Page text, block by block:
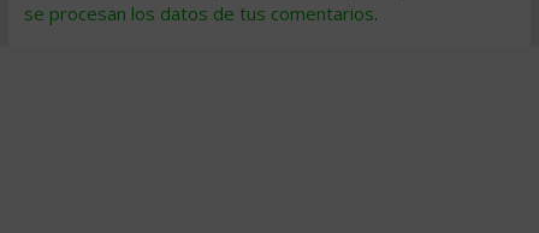
se procesan los datos de tus comentarios.